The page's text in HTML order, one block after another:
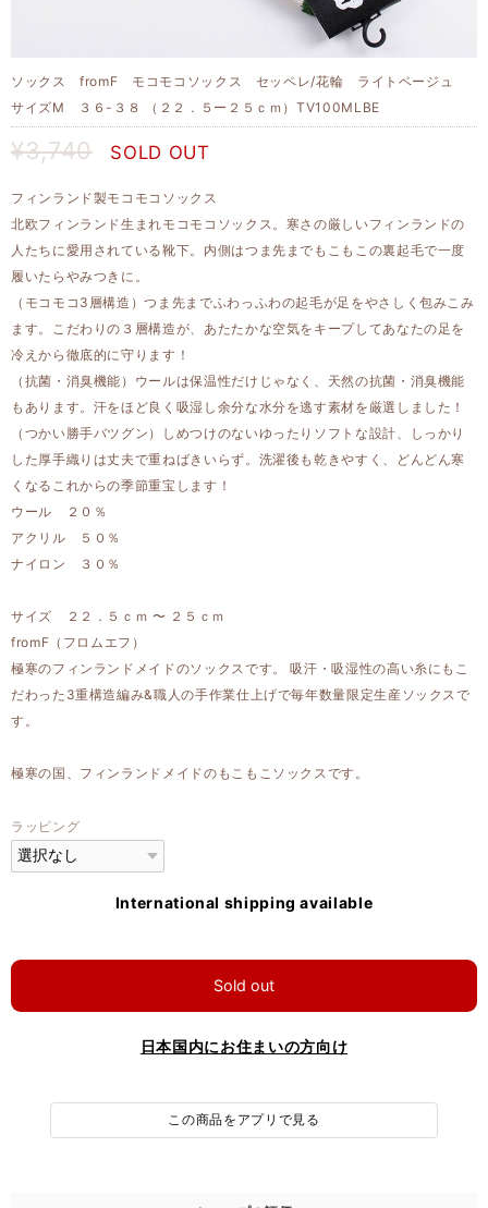
ソックス fromF モコモコソックス セッペレ/花輪 ライトベージュ
サイズM ３６-３８ （２２．５ー２５ｃｍ）TV100MLBE
¥3,740 SOLD OUT
フィンランド製モコモコソックス
北欧フィンランド生まれモコモコソックス。寒さの厳しいフィンランドの
人たちに愛用されている靴下。内側はつま先までもこもこの裏起毛で一度
履いたらやみつきに。
（モコモコ3層構造）つま先までふわっふわの起毛が足をやさしく包みこみ
ます。こだわりの３層構造が、あたたかな空気をキープしてあなたの足を
冷えから徹底的に守ります！
（抗菌・消臭機能）ウールは保温性だけじゃなく、天然の抗菌・消臭機能
もあります。汗をほど良く吸湿し余分な水分を逃す素材を厳選しました！
（つかい勝手バツグン）しめつけのないゆったりソフトな設計、しっかり
した厚手織りは丈夫で重ねばきいらず。洗濯後も乾きやすく、どんどん寒
くなるこれからの季節重宝します！
ウール ２０％
アクリル ５０％
ナイロン ３０％
サイズ ２２．５ｃｍ 〜 ２５ｃｍ
fromF（フロムエフ）
極寒のフィンランドメイドのソックスです。 吸汗・吸湿性の高い糸にもこ
だわった3重構造編み&職人の手作業仕上げで毎年数量限定生産ソックスで
す。
極寒の国、フィンランドメイドのもこもこソックスです。
ラッピング
International shipping available
Sold out
日本国内にお住まいの方向け
この商品をアプリで見る